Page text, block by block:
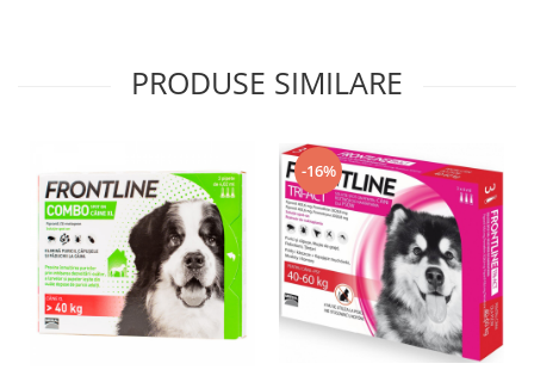
PRODUSE SIMILARE
-16%